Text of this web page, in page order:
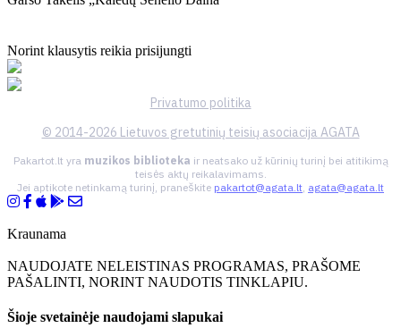
Norint klausytis reikia prisijungti
Privatumo politika
© 2014-2026 Lietuvos gretutinių teisių asociacija AGATA
Pakartot.lt yra muzikos biblioteka ir neatsako už kūrinių turinį bei atitikimą
teisės aktų reikalavimams.
Jei aptikote netinkamą turinį, praneškite pakartot@agata.lt, agata@agata.lt
Kraunama
NAUDOJATE NELEISTINAS PROGRAMAS, PRAŠOME
PAŠALINTI, NORINT NAUDOTIS TINKLAPIU.
Šioje svetainėje naudojami slapukai